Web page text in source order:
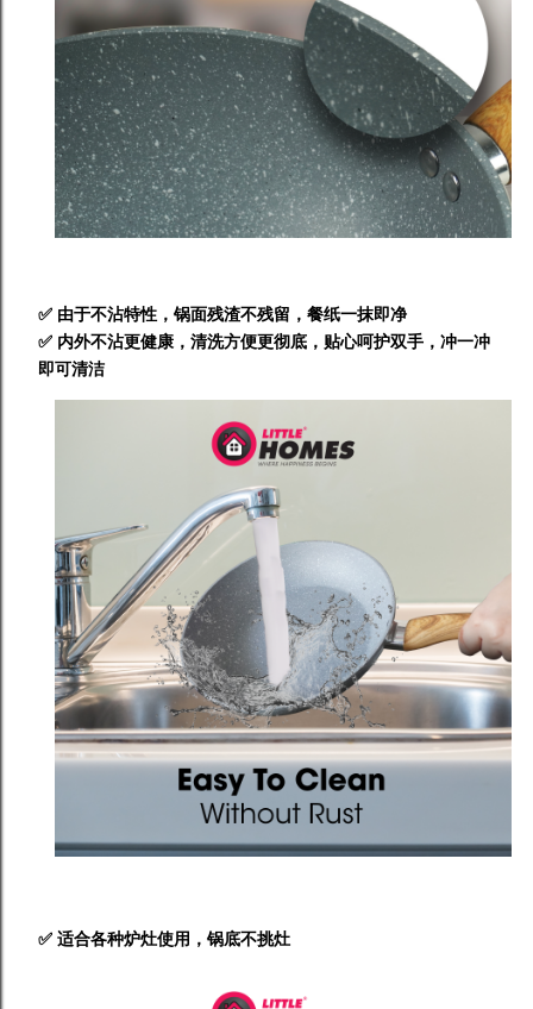
✅ 由于不沾特性，锅面残渣不残留，餐纸一抹即净
✅ 内外不沾更健康，清洗方便更彻底，贴心呵护双手，冲一冲
即可清洁
✅ 适合各种炉灶使用，锅底不挑灶